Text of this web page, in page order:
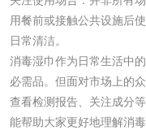
用餐前或接触公共设施后
日常清洁。
消毒湿巾作为日常生活中
必需品。但面对市场上的
查看检测报告、关注成分
能帮助大家更好地理解消